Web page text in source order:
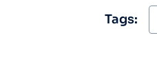
Tags: